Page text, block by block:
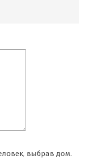
выбрав дом.